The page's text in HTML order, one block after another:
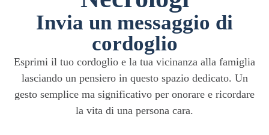
Invia un messaggio di
cordoglio
Esprimi il tuo cordoglio e la tua vicinanza alla famiglia
lasciando un pensiero in questo spazio dedicato. Un
gesto semplice ma significativo per onorare e ricordare
la vita di una persona cara.